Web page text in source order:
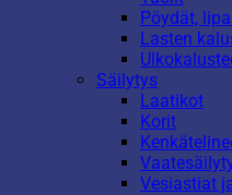
Pöydät,
Lasten
Säilytys
Laatikot
Korit
Vesiastiat